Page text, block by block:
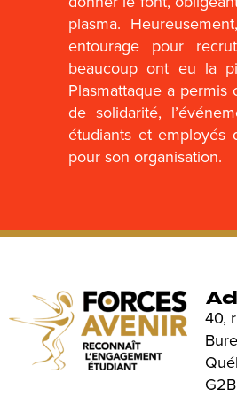
plasma.
entourage pour
beaucoup ont eu la
Plasmattaque a
de solidarité,
étudiants et employés
pour son organisation.
40,